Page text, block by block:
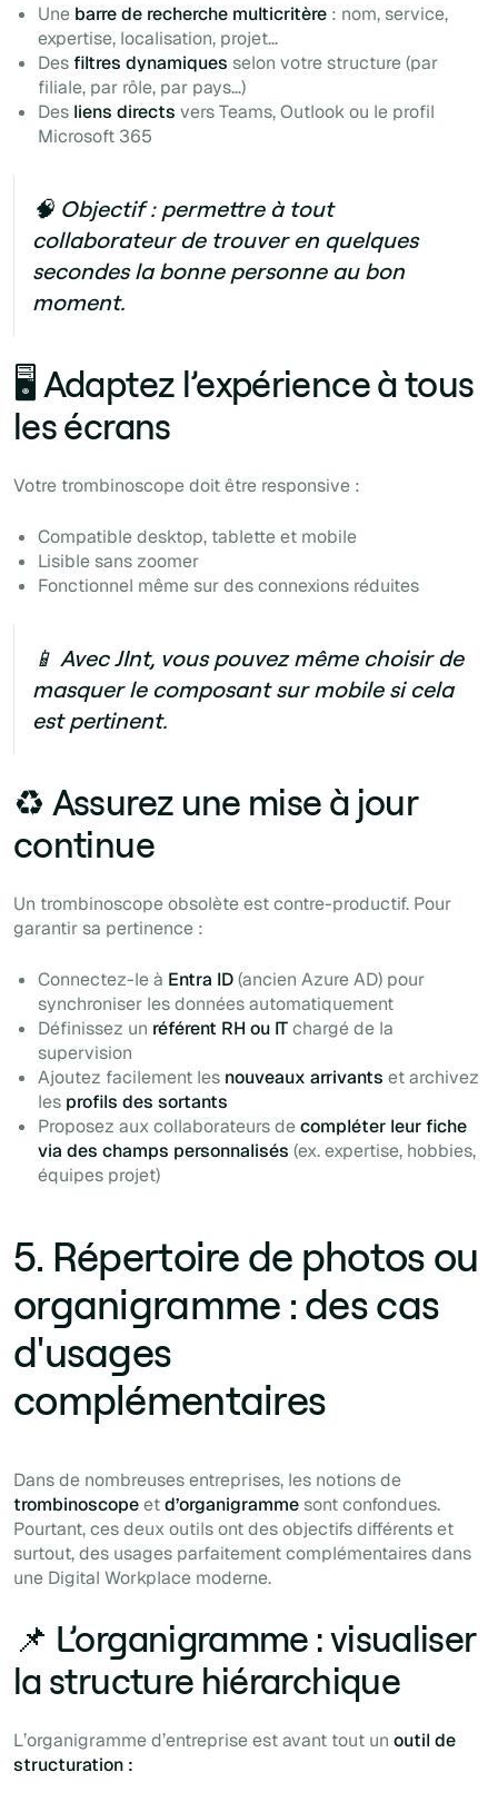
Une barre de recherche multicritère : nom, service,
expertise, localisation, projet…
Desfiltres dynamiques selon votre structure (par
filiale, par rôle, par pays…)
Des liens directs vers Teams, Outlook ou le profil
Microsoft 365
🧠 Objectif :permettre à tout
collaborateur de trouver en quelques
secondes la bonne personne au bon
moment.
🖥️ Adaptez l’expérience à tous
les écrans
Votre trombinoscope doit être responsive :
Compatible desktop, tablette et mobile
Lisible sans zoomer
Fonctionnel même sur des connexions réduites
📱 Avec JInt, vous pouvez même choisir de
masquer le composant sur mobile si cela
est pertinent.
♻️ Assurez une mise à jour
continue
Un trombinoscope obsolète est contre-productif. Pour
garantir sa pertinence :
Connectez-le à Entra ID(ancien Azure AD) pour
synchroniser les données automatiquement
Définissez un référent RH ou ITchargé de la
supervision
Ajoutez facilement les nouveaux arrivants et archivez
les profils des sortants
Proposez aux collaborateurs decompléter leur fiche
via des champs personnalisés(ex. expertise, hobbies,
équipes projet)
5. Répertoire de photos ou
organigramme : des cas
d'usages
complémentaires
Dans de nombreuses entreprises, les notions de
trombinoscopeetd’organigrammesont confondues.
Pourtant, ces deux outils ont des objectifs différents et
surtout, des usages parfaitement complémentaires dans
une Digital Workplace moderne.
📌 L’organigramme : visualiser
la structure hiérarchique
L’organigramme d’entreprise est avant tout un outil de
structuration :